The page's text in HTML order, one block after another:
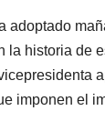
adoptado
la historia de
imponen el